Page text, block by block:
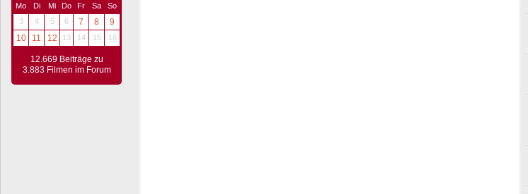
Mo Di Mi Do Fr Sa
So
3
4 5 6 7 8
9
10
11 12 13 14 15 16
12.669 Beiträge zu
3.883 Filmen im Forum